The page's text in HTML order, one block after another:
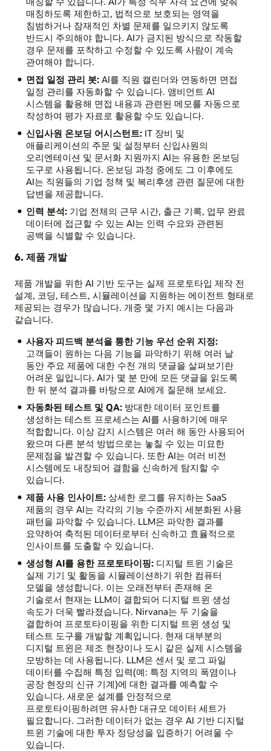
매칭하도록 제한하고, 법적으로 보호되는 영역을
침범하거나 잠재적인 차별 문제를 일으키지 않도록
반드시 주의해야 합니다. AI가 금지된 방식으로 작동할
경우 문제를 포착하고 수정할 수 있도록 사람이 계속
관여해야 합니다.
면접 일정 관리 봇:AI를 직원 캘린더와 연동하면 면접
일정 관리를 자동화할 수 있습니다. 앰비언트 AI
시스템을 활용해 면접 내용과 관련된 메모를 자동으로
작성하여 평가 자료로 활용할 수도 있습니다.
신입사원 온보딩 어시스턴트:IT 장비 및
애플리케이션의 주문 및 설정부터 신입사원의
오리엔테이션 및 문서화 지원까지 AI는 유용한 온보딩
도구로 사용됩니다. 온보딩 과정 중에도 그 이후에도
AI는 직원들의 기업 정책 및 복리후생 관련 질문에 대한
답변을 제공합니다.
인력 분석:기업 전체의 근무 시간, 출근 기록, 업무 완료
데이터에 접근할 수 있는 AI는 인력 수요와 관련된
공백을 식별할 수 있습니다.
6. 제품 개발
제품 개발을 위한 AI 기반 도구는 실제 프로토타입 제작 전
설계, 코딩, 테스트, 시뮬레이션을 지원하는 에이전트 형태로
제공되는 경우가 많습니다. 개중 몇 가지 예시는 다음과
같습니다.
사용자 피드백 분석을 통한 기능 우선 순위 지정:
고객들이 원하는 다음 기능을 파악하기 위해 여러 날
동안 주요 제품에 대한 수천 개의 댓글을 살펴보기란
어려운 일입니다. AI가 몇 분 만에 모든 댓글을 읽도록
한 뒤 분석 결과를 바탕으로 AI에게 질문해 보세요.
자동화된 테스트 및 QA:방대한 데이터 포인트를
생성하는 테스트 프로세스는 AI를 사용하기에 매우
적합합니다. 이상 감지 시스템은 여러 해 동안 사용되어
왔으며 다른 분석 방법으로는 놓칠 수 있는 미묘한
문제점을 발견할 수 있습니다. 또한 AI는 여러 비전
시스템에도 내장되어 결함을 신속하게 탐지할 수
있습니다.
제품 사용 인사이트:상세한 로그를 유지하는 SaaS
제품의 경우 AI는 각각의 기능 수준까지 세분화된 사용
패턴을 파악할 수 있습니다. LLM은 파악한 결과를
요약하여 축적된 데이터로부터 신속하고 효율적으로
인사이트를 도출할 수 있습니다.
생성형 AI를 용한 프로토타이핑:디지털 트윈 기술은
실제 기기 및 활동을 시뮬레이션하기 위한 컴퓨터
모델을 생성합니다. 이는 오래전부터 존재해 온
기술로서 현재는 LLM이 결합되어 디지털 트윈 생성
속도가 더욱 빨라졌습니다. Nirvana는 두 기술을
결합하여 프로토타이핑을 위한 디지털 트윈 생성 및
테스트 도구를 개발할 계획입니다. 현재 대부분의
디지털 트윈은 제조 현장이나 도시 같은 실제 시스템을
모방하는 데 사용됩니다. LLM은 센서 및 로그 파일
데이터를 수집해 특정 입력(예: 특정 지역의 폭염이나
공장 현장의 신규 기계)에 대한 결과를 예측할 수
있습니다. 새로운 설계를 안정적으로
프로토타이핑하려면 유사한 대규모 데이터 세트가
필요합니다. 그러한 데이터가 없는 경우 AI 기반 디지털
트윈 기술에 대한 투자 정당성을 입증하기 어려울 수
있습니다.